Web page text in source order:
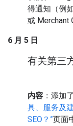
得通知（例
或 Merchant
6 月 5 日
有关第三
内容 ：添加了
具、服务及
SEO？”页面